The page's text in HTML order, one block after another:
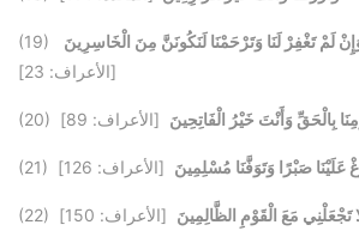
(19)
لَمْ تَغْفِرْ لَنَا وَتَرْحَمْنَا لَنَكُونَنَّ مِنَ الْخَاسِرِينَ
[الأعراف: 23]
(20) بِالْحَقِّ وَأَنْتَ خَيْرُ الْفَاتِحِينَ [الأعراف: 89]
(21) عَلَيْنَا صَبْرًا وَتَوَفَّنَا مُسْلِمِينَ [الأعراف: 126]
(22) تَجْعَلْنِي مَعَ الْقَوْمِ الظَّالِمِينَ [الأعراف: 150]